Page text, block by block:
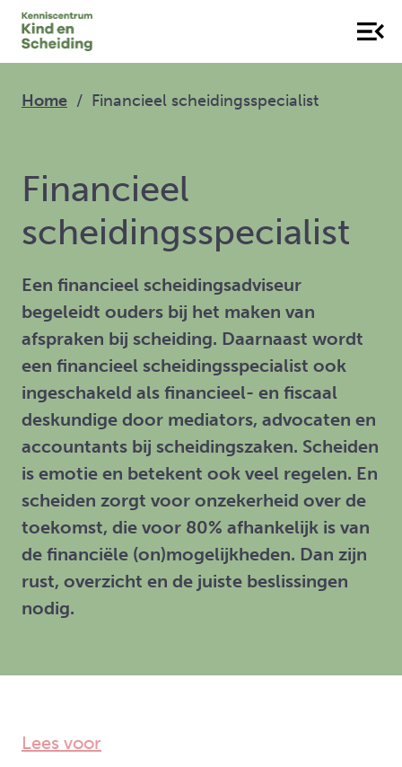
Home Financieel scheidingsspecialist
Financieel
scheidingsspecialist
Een financieel scheidingsadviseur
begeleidt ouders bij het maken van
afspraken bij scheiding. Daarnaast wordt
een financieel scheidingsspecialist ook
ingeschakeld als financieel- en fiscaal
deskundige door mediators, advocaten en
accountants bij scheidingszaken. Scheiden
is emotie en betekent ook veel regelen. En
scheiden zorgt voor onzekerheid over de
toekomst, die voor 80% afhankelijk is van
de financiële (on)mogelijkheden. Dan zijn
rust, overzicht en de juiste beslissingen
nodig.
Lees voor